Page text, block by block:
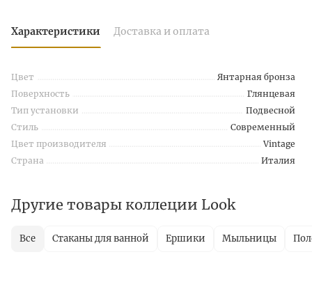
Характеристики Доставка и оплата
Цвет
Янтарная бронза
Поверхность
Глянцевая
Тип установки
Подвесной
Стиль
Современный
Цвет производителя
Vintage
Страна
Италия
Другие товары коллеции Look
Все Стаканы для ванной Ершики Мыльницы